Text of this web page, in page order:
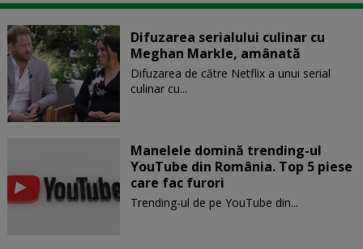
Difuzarea serialului culinar cu
Meghan Markle, amânată
Difuzarea de către Netflix a unui serial
culinar cu...
Manelele domină trending-ul
YouTube din România. Top 5 piese
care fac furori
Trending-ul de pe YouTube din...